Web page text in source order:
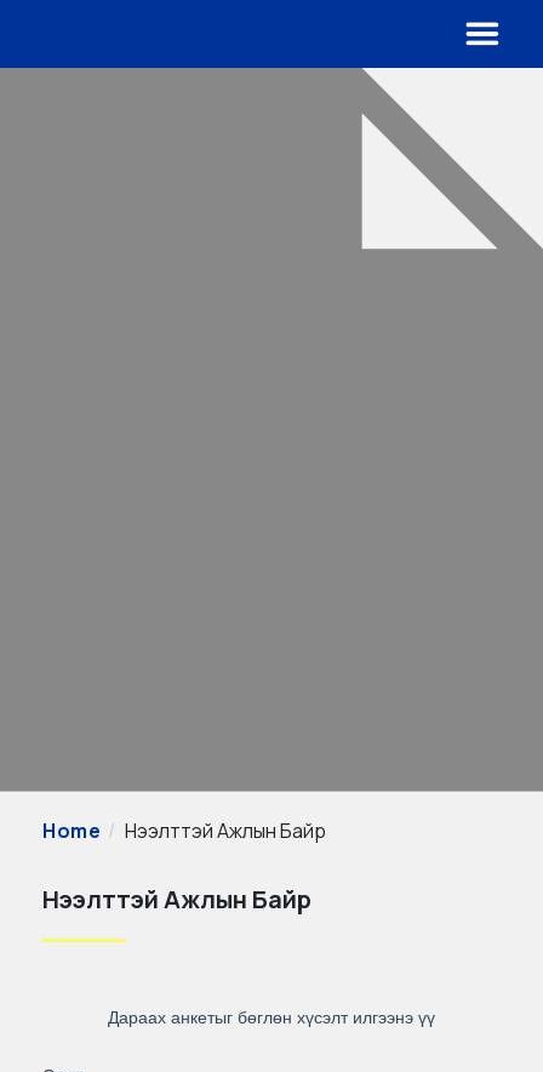
Home Нээлттэй Ажлын Байр
Нээлттэй Ажлын Байр